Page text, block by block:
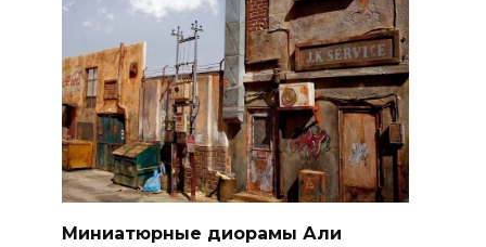
Миниатюрные диорамы Али